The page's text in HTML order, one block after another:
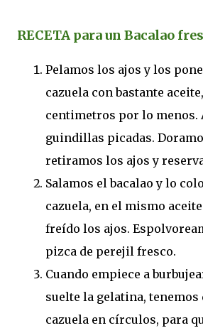
RECETA para un Bacalao
Pelamos los ajos y los
cazuela con bastante
centimetros por lo menos.
guindillas picadas.
retiramos los ajos y
Salamos el bacalao y lo
cazuela, en el mismo
freído los ajos.
pizca de perejil fresco.
Cuando empiece a
suelte la gelatina, tenemos
cazuela en círculos, para